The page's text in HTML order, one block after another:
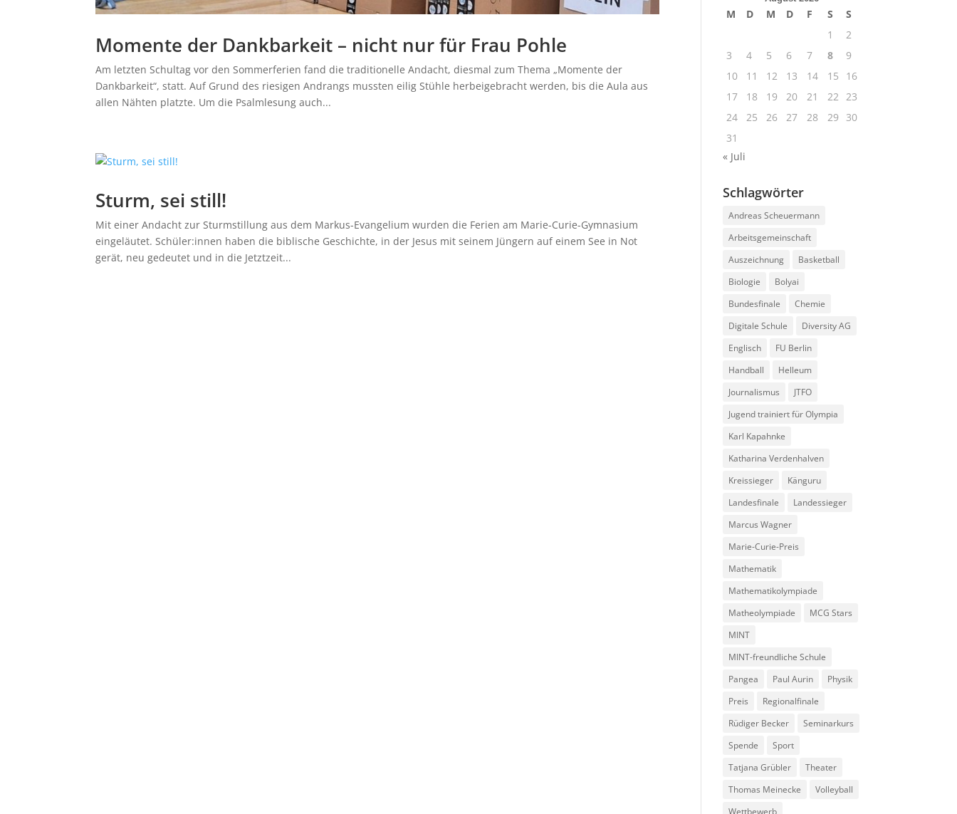
Momente der Dankbarkeit – nicht nur für Frau Pohle
Am letzten Schultag vor den Sommerferien fand die traditionelle Andacht, diesmal zum Thema „Momente der
Dankbarkeit“, statt. Auf Grund des riesigen Andrangs mussten eilig Stühle herbeigebracht werden, bis die Aula aus
allen Nähten platzte. Um die Psalmlesung auch...
Sturm, sei still!
Mit einer Andacht zur Sturmstillung aus dem Markus-Evangelium wurden die Ferien am Marie-Curie-Gymnasium
eingeläutet. Schüler:innen haben die biblische Geschichte, in der Jesus mit seinem Jüngern auf einem See in Not
gerät, neu gedeutet und in die Jetztzeit...
M D M D F S
S
1
2
3
4 5 6 7 8
9
10
11 12 13 14 15
16
17
18 19 20 21 22 23
24
25 26 27 28 29
30
31
« Juli
Schlagwörter
Andreas Scheuermann
Arbeitsgemeinschaft
Auszeichnung
Basketball
Biologie
Bolyai
Bundesfinale
Chemie
Digitale Schule
Diversity AG
Englisch
FU Berlin
Handball
Helleum
Journalismus
JTFO
Jugend trainiert für Olympia
Karl Kapahnke
Katharina Verdenhalven
Kreissieger
Känguru
Landesfinale
Landessieger
Marcus Wagner
Marie-Curie-Preis
Mathematik
Mathematikolympiade
Matheolympiade
MCG Stars
MINT
MINT-freundliche Schule
Pangea
Paul Aurin
Physik
Preis
Regionalfinale
Rüdiger Becker
Seminarkurs
Spende
Sport
Tatjana Grübler
Theater
Thomas Meinecke
Volleyball
Wettbewerb